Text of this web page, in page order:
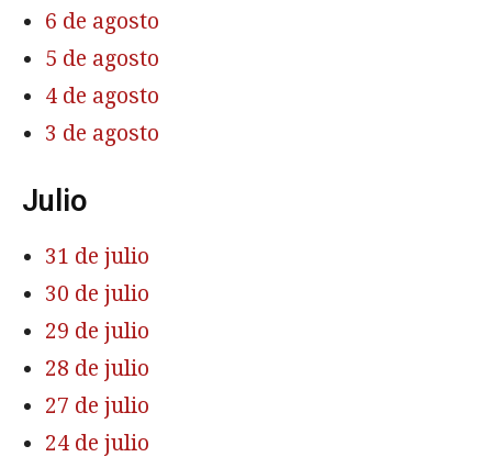
6 de agosto
5 de agosto
4 de agosto
3 de agosto
Julio
31 de julio
30 de julio
29 de julio
28 de julio
27 de julio
24 de julio